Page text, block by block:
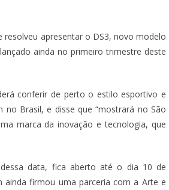
resolveu apresentar o DS3, novo modelo
ainda no primeiro trimestre deste
conferir de perto o estilo esportivo e
no Brasil, e disse que “mostrará no São
marca da inovação e tecnologia, que
data, fica aberto até o dia 10 de
firmou uma parceria com a Arte e